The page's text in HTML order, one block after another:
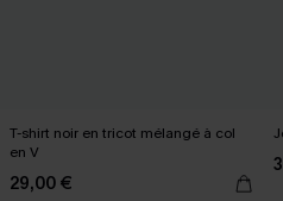
T-shirt noir en tricot mélangé à col
en V
29,00 €